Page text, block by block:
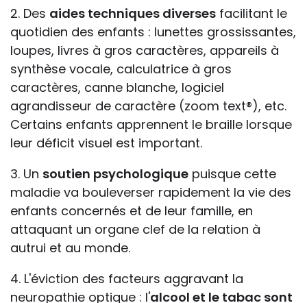
2. Des aides techniques diverses facilitant le
quotidien des enfants : lunettes grossissantes,
loupes, livres à gros caractères, appareils à
synthèse vocale, calculatrice à gros
caractères, canne blanche, logiciel
agrandisseur de caractère (zoom text®), etc.
Certains enfants apprennent le braille lorsque
leur déficit visuel est important.
3. Un soutien psychologique puisque cette
maladie va bouleverser rapidement la vie des
enfants concernés et de leur famille, en
attaquant un organe clef de la relation à
autrui et au monde.
4. L'éviction des facteurs aggravant la
neuropathie optique : l'alcool et le tabac sont